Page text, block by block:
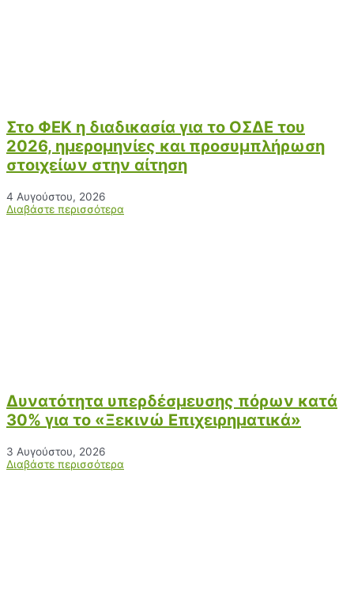
Στο ΦΕΚ η διαδικασία για το ΟΣΔΕ του
2026, ημερομηνίες και προσυμπλήρωση
στοιχείων στην αίτηση
4 Αυγούστου, 2026
Διαβάστε περισσότερα
Δυνατότητα υπερδέσμευσης πόρων κατά
30% για το «Ξεκινώ Επιχειρηματικά»
3 Αυγούστου, 2026
Διαβάστε περισσότερα